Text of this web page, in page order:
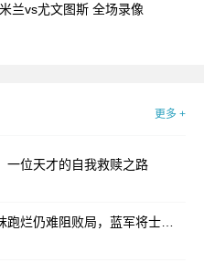
兰vs尤文图斯 全场录像
更多 +
一位天才的自我救赎之路